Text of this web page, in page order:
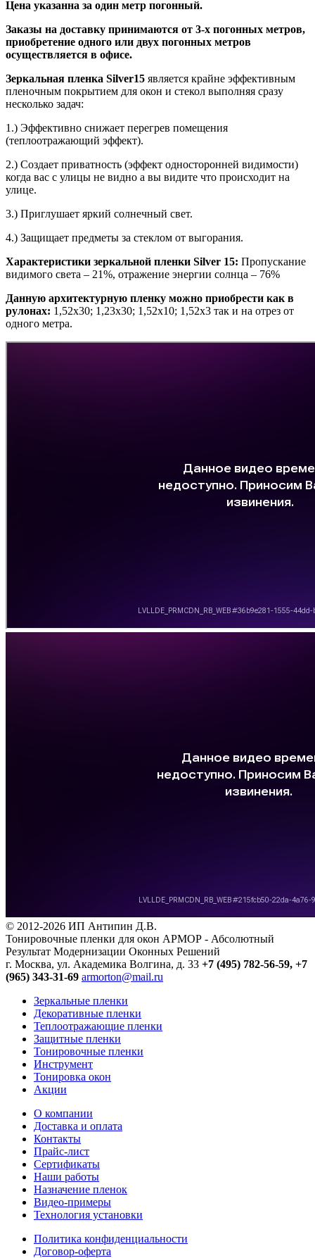
Цена указанна за один метр погонный.
Заказы на доставку принимаются от 3-х погонных метров,
приобретение одного или двух погонных метров
осуществляется в офисе.
Зеркальная пленка Silver15 является крайне эффективным
пленочным покрытием для окон и стекол выполняя сразу
несколько задач:
1.) Эффективно снижает перегрев помещения
(теплоотражающий эффект).
2.) Создает приватность (эффект односторонней видимости)
когда вас с улицы не видно а вы видите что происходит на
улице.
3.) Приглушает яркий солнечный свет.
4.) Защищает предметы за стеклом от выгорания.
Характеристики зеркальной пленки Silver 15: Пропускание
видимого света – 21%, отражение энергии солнца – 76%
Данную архитектурную пленку можно приобрести как в
рулонах: 1,52х30; 1,23х30; 1,52х10; 1,52x3 так и на отрез от
одного метра.
© 2012-2026 ИП Антипин Д.В.
Тонировочные пленки для окон АРМОР - Абсолютный
Результат Модернизации Оконных Решений
г. Москва, ул. Академика Волгина, д. 33 +7 (495) 782-56-59, +7
(965) 343-31-69 armorton@mail.ru
Зеркальные пленки
Декоративные пленки
Теплоотражающие пленки
Защитные пленки
Тонировочные пленки
Инструмент
Тонировка окон
Акции
О компании
Доставка и оплата
Контакты
Прайс-лист
Сертификаты
Наши работы
Назначение пленок
Видео-примеры
Технология установки
Политика конфиденциальности
Договор-оферта